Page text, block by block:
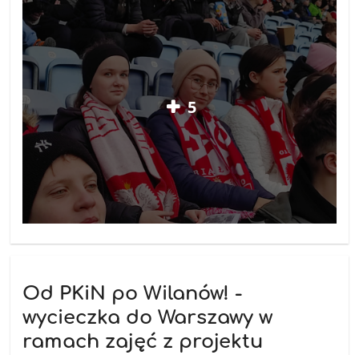
5
Od PKiN po Wilanów! -
wycieczka do Warszawy w
ramach zajęć z projektu